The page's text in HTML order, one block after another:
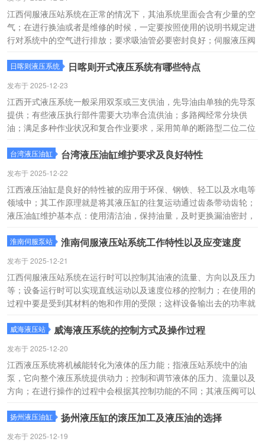
江西伺服液压站系统在正常的情况下，其油系统里面会含有少量的空
气；在进行换油或者是维修的时候，一定要按照使用的说明书规定进
行对系统中的空气进行排放；要求吸油管必要密封良好；伺服液压阀
的强；避免受到电磁波的外干扰的影响。
日喀则液压系统 日喀则开式液压系统有哪些特点
发布于 2025-12-23
江西开式液压系统一般采用双泵或三支供油，先导油由单独的先导泵
提供；有些液压执行部件需要大功率合流供油；多路阀经常分块供
油；满足多种作业状况和复合作业要求，采用简单的断路型二位二位
向阀防止油回流，构成单向通道。
台湾液压油缸 台湾液压油缸维护要求及良好特性
发布于 2025-12-22
江西液压油缸是良好的特性被的应用于环保、钢铁、轻工以及水电等
领域中；其工作原理就是将其液压缸的往复运动通过齿条带动齿轮；
液压油缸维护基本点：使用清洁油，保持油量，及时更换漏油密封，
过程中起到了一个很重要的作用。
淮南伺服泵站 淮南伺服液压站系统工作特性以及应变速度
发布于 2025-12-21
江西伺服液压站系统在运行时可以控制其油液的流量、方向以及压力
等；设备运行时可以实现直线运动以及速度位移的控制力；在使用的
过程中要是受到其材料的饱和作用的受限；这样设备输出去的功率就
很多，响应速度快；这样的伺服液压站具有很好的动态性能。
威海液压站 威海液压系统的控制方式及操作过程
发布于 2025-12-20
江西液压系统将机械能转化为液体的压力能；指液压站系统中的油
泵，它向整个液压系统提供动力；控制和调节液体的压力、流量以及
方向；在进行操作的过程中会根据其控制功能的不同；其液压阀可以
据其控制方式的不同，在进行制作时其液压阀可以分为开关式控制。
扬州液压油缸 扬州液压缸的滚压加工及液压油的选择
发布于 2025-12-19